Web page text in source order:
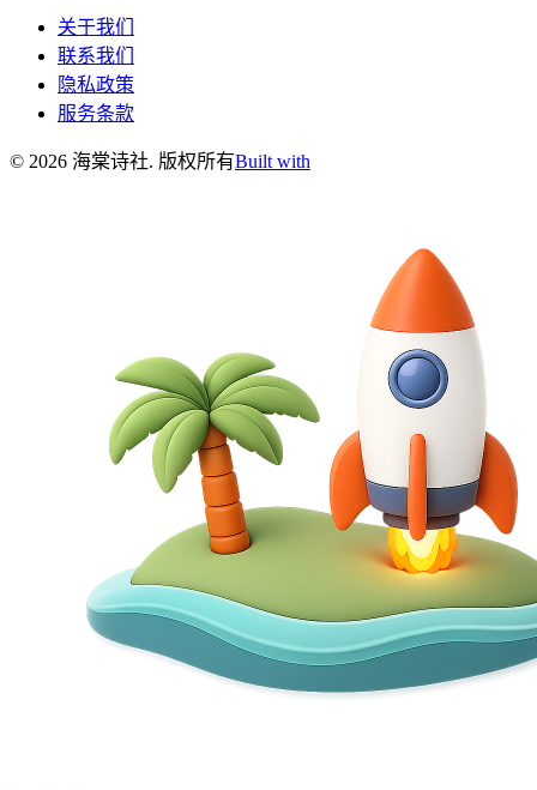
关于我们
联系我们
隐私政策
服务条款
© 2026 海棠诗社. 版权所有Built with